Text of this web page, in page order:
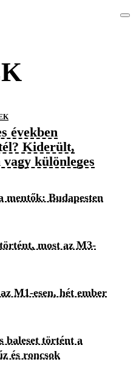
években
Kiderült,
különleges
mentők: Budapesten
most az M3-
M1-esen, hét ember
baleset történt a
és roncsok